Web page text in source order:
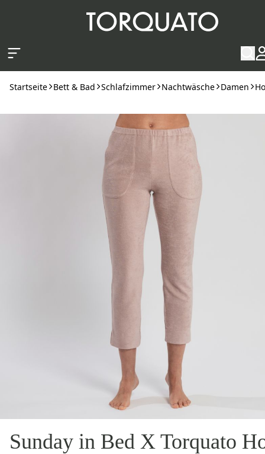
Startseite Bett & Bad Schlafzimmer Nachtwäsche Damen
Sunday in Bed X Torquato